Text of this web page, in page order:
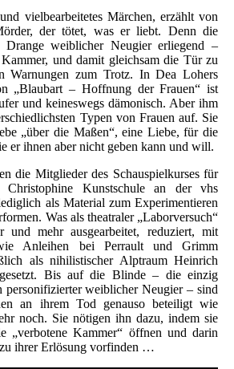
vielbearbeitetes Märchen, erzählt von
der tötet, was er liebt. Denn die
weiblicher Neugier erliegend –
und damit gleichsam die Tür zu
Warnungen zum Trotz. In Dea Lohers
„Blaubart – Hoffnung der Frauen“ ist
und keineswegs dämonisch. Aber ihm
Typen von Frauen auf. Sie
„über die Maßen“, eine Liebe, für die
er ihnen aber nicht geben kann und will.
die Mitglieder des Schauspielkurses für
Christophine Kunstschule an der vhs
als Material zum Experimentieren
Was als theatraler „Laborversuch“
und mehr ausgearbeitet, reduziert, mit
Anleihen bei Perrault und Grimm
als nihilistischer Alptraum Heinrich
Bis auf die Blinde – die einzig
personifizierter weiblicher Neugier – sind
an ihrem Tod genauso beteiligt wie
noch. Sie nötigen ihn dazu, indem sie
„verbotene Kammer“ öffnen und darin
ihrer Erlösung vorfinden …